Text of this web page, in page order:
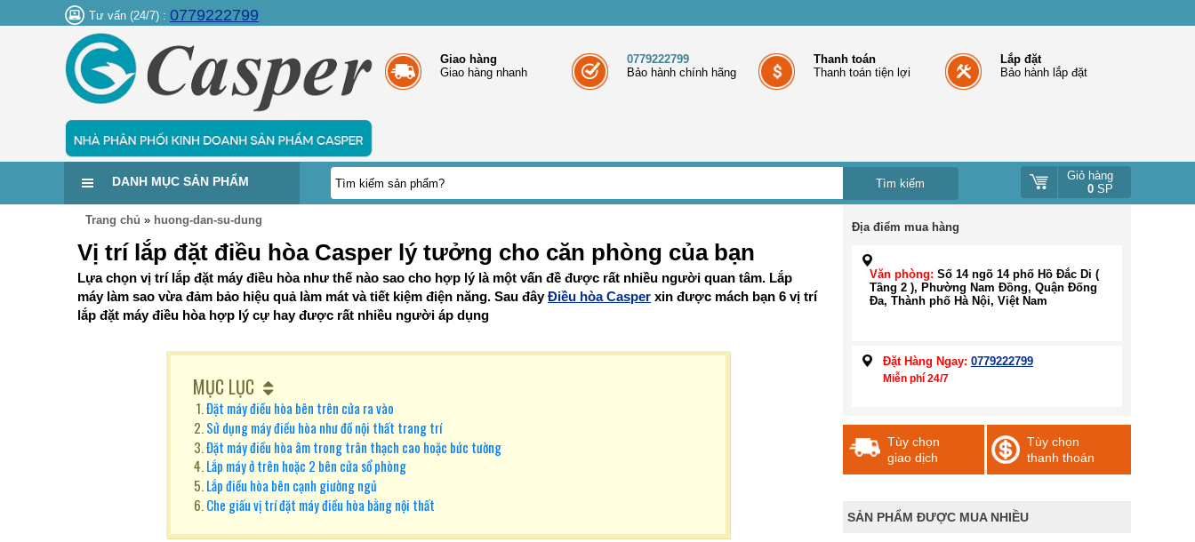
Tư vấn (24/7) : 0779222799
Giao hàng
Giao hàng nhanh
0779222799
Bảo hành chính hãng
Thanh toán
Thanh toán tiện lợi
Lắp đặt
Bảo hành lắp đặt
Giỏ hàng
0 SP
DANH MỤC SẢN PHẨM
Trang chủ » huong-dan-su-dung
Vị trí lắp đặt điều hòa Casper lý tưởng cho căn phòng của bạn
Lựa chọn vị trí lắp đặt máy điều hòa như thế nào sao cho hợp lý là một vấn đề được rất nhiều người quan tâm. Lắp
máy làm sao vừa đảm bảo hiệu quả làm mát và tiết kiệm điện năng. Sau đâyĐiều hòa Casper xin được mách bạn 6 vị trí
lắp đặt máy điều hòa hợp lý cự hay được rất nhiều người áp dụng
MỤC LỤC
Đặt máy điều hòa bên trên cửa ra vào
Sử dụng máy điều hòa như đồ nội thất trang trí
Đặt máy điều hòa âm trong trân thạch cao hoặc bức tường
Lắp máy ở trên hoặc 2 bên cửa sổ phòng
Lắp điều hòa bên cạnh giường ngủ
Che giấu vị trí đặt máy điều hòa bằng nội thất
Địa điểm mua hàng
Văn phòng: Số 14 ngõ 14 phố Hồ Đắc Di (
Tầng 2 ), Phường Nam Đồng, Quận Đống
Đa, Thành phố Hà Nội, Việt Nam
Đặt Hàng Ngay: 0779222799
Miễn phí 24/7
Tùy chọn
giao dịch
Tùy chọn
thanh thoán
SẢN PHẨM ĐƯỢC MUA NHIỀU